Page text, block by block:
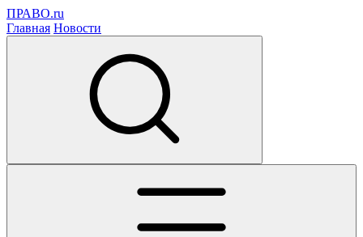
ПРАВО.ru
Главная Новости